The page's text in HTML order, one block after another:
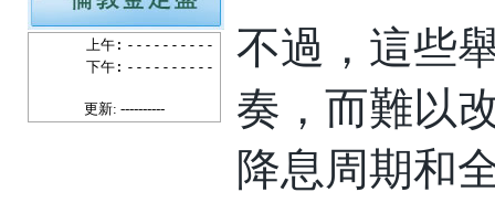
上午: ----------
下午: ----------
更新: ----------
不過，這些
奏，而難以
降息周期和